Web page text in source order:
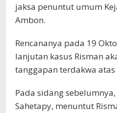
jaksa penuntut umum
Ambon.
Rencananya pada 19
lanjutan kasus Risman
tanggapan terdakwa atas
Pada sidang sebelumnya,
Sahetapy, menuntut